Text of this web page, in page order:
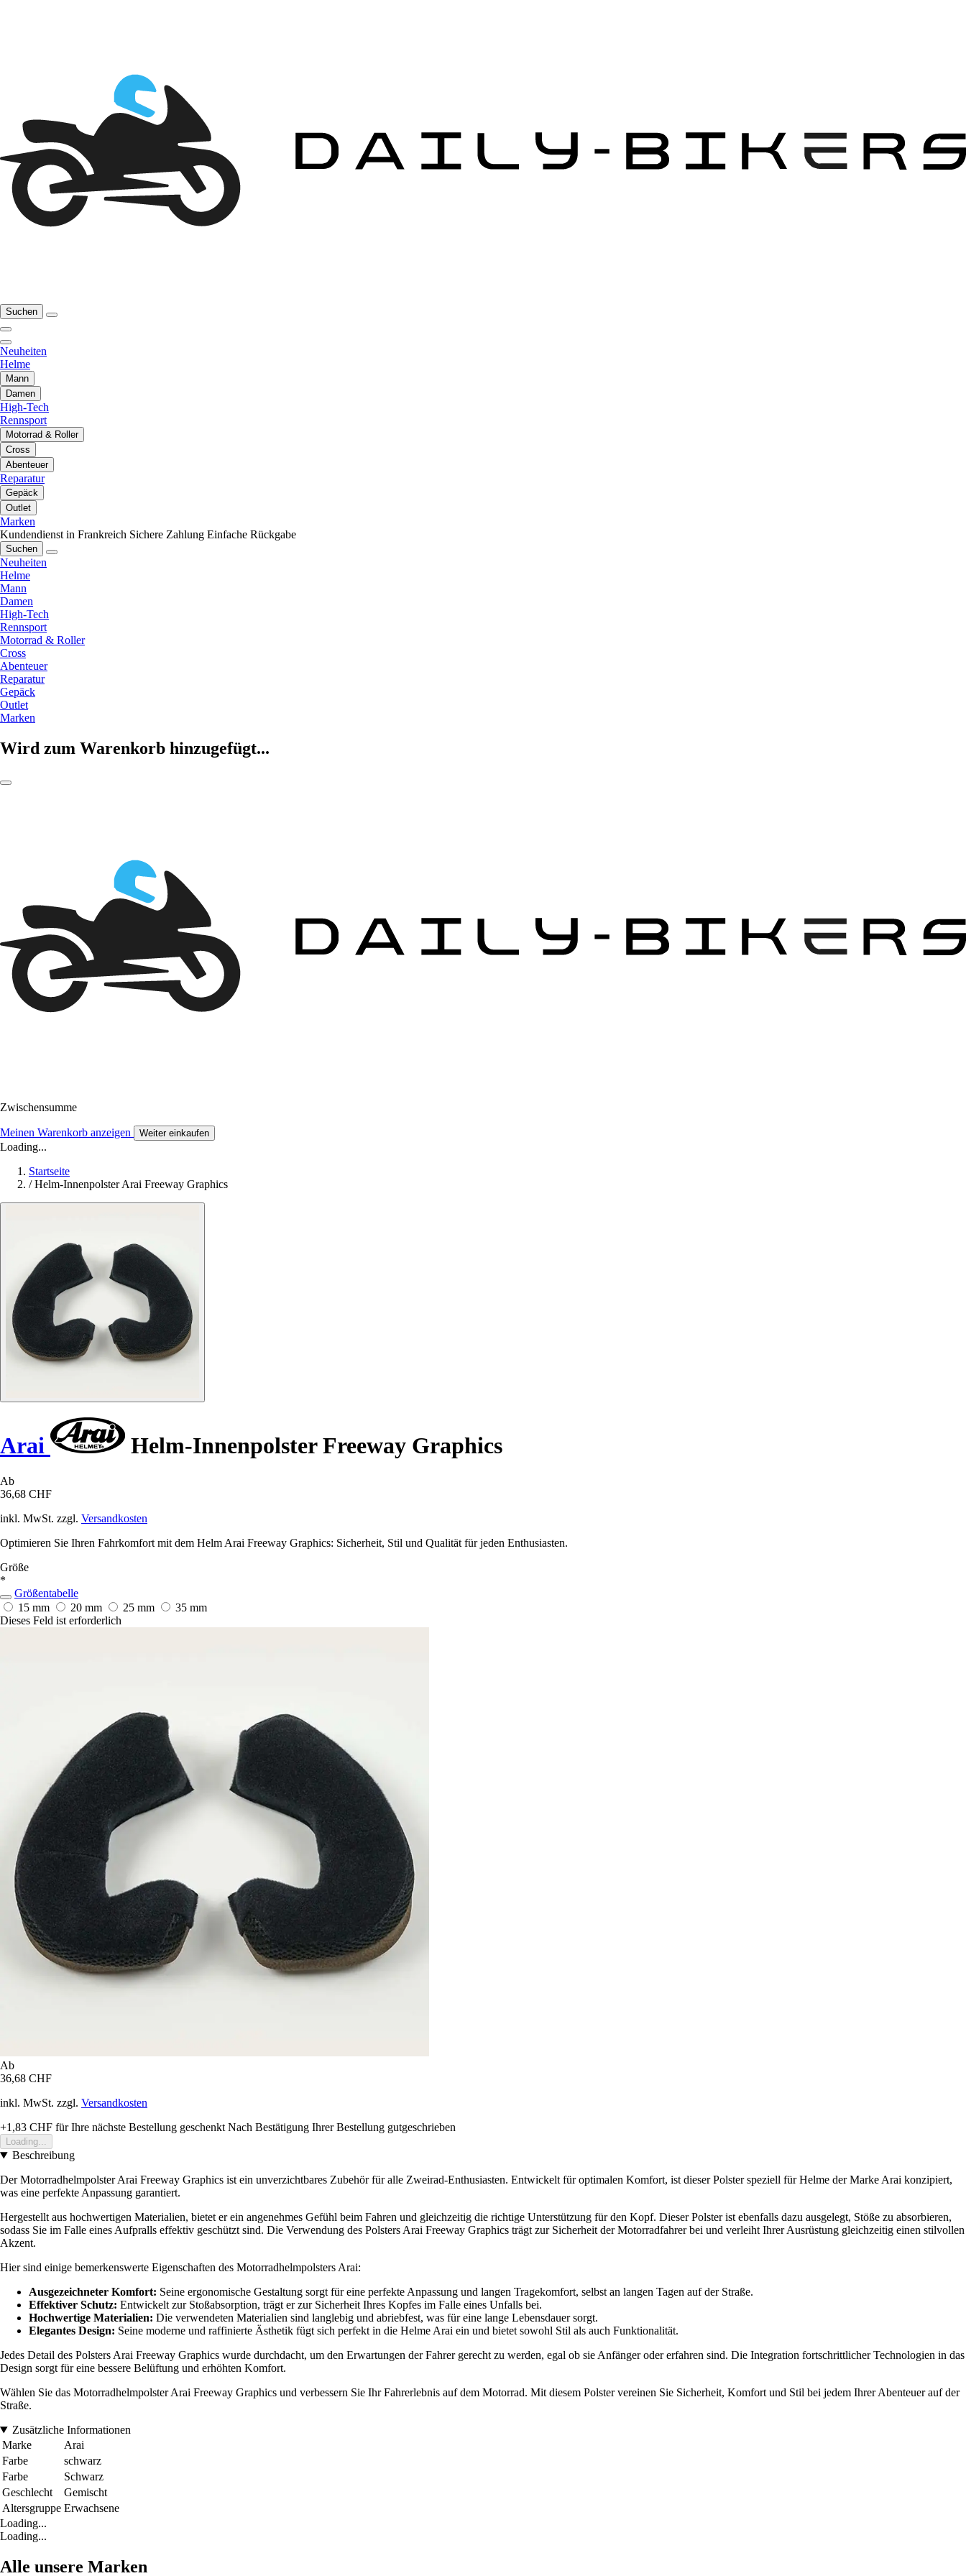
Suchen
Neuheiten
Helme
Mann
Damen
High-Tech
Rennsport
Motorrad & Roller
Cross
Abenteuer
Reparatur
Gepäck
Outlet
Marken
Kundendienst in Frankreich Sichere Zahlung Einfache Rückgabe
Suchen
Neuheiten
Helme
Mann
Damen
High-Tech
Rennsport
Motorrad & Roller
Cross
Abenteuer
Reparatur
Gepäck
Outlet
Marken
Wird zum Warenkorb hinzugefügt...
Zwischensumme
Meinen Warenkorb anzeigen Weiter einkaufen
Loading...
Startseite
/ Helm-Innenpolster Arai Freeway Graphics
Arai Helm-Innenpolster Freeway Graphics
Ab
36,68 CHF
inkl. MwSt. zzgl. Versandkosten
Optimieren Sie Ihren Fahrkomfort mit dem Helm Arai Freeway Graphics: Sicherheit, Stil und Qualität für jeden Enthusiasten.
Größe
*
Größentabelle
15 mm
20 mm 25 mm
35 mm
Dieses Feld ist erforderlich
Ab
36,68 CHF
inkl. MwSt. zzgl. Versandkosten
+1,83 CHF für Ihre nächste Bestellung geschenkt Nach Bestätigung Ihrer Bestellung gutgeschrieben
Loading...
Beschreibung
Der Motorradhelmpolster Arai Freeway Graphics ist ein unverzichtbares Zubehör für alle Zweirad-Enthusiasten. Entwickelt für optimalen Komfort, ist dieser Polster speziell für Helme der Marke Arai konzipiert,
was eine perfekte Anpassung garantiert.
Hergestellt aus hochwertigen Materialien, bietet er ein angenehmes Gefühl beim Fahren und gleichzeitig die richtige Unterstützung für den Kopf. Dieser Polster ist ebenfalls dazu ausgelegt, Stöße zu absorbieren,
sodass Sie im Falle eines Aufpralls effektiv geschützt sind. Die Verwendung des Polsters Arai Freeway Graphics trägt zur Sicherheit der Motorradfahrer bei und verleiht Ihrer Ausrüstung gleichzeitig einen stilvollen
Akzent.
Hier sind einige bemerkenswerte Eigenschaften des Motorradhelmpolsters Arai:
Ausgezeichneter Komfort: Seine ergonomische Gestaltung sorgt für eine perfekte Anpassung und langen Tragekomfort, selbst an langen Tagen auf der Straße.
Effektiver Schutz: Entwickelt zur Stoßabsorption, trägt er zur Sicherheit Ihres Kopfes im Falle eines Unfalls bei.
Hochwertige Materialien: Die verwendeten Materialien sind langlebig und abriebfest, was für eine lange Lebensdauer sorgt.
Elegantes Design: Seine moderne und raffinierte Ästhetik fügt sich perfekt in die Helme Arai ein und bietet sowohl Stil als auch Funktionalität.
Jedes Detail des Polsters Arai Freeway Graphics wurde durchdacht, um den Erwartungen der Fahrer gerecht zu werden, egal ob sie Anfänger oder erfahren sind. Die Integration fortschrittlicher Technologien in das
Design sorgt für eine bessere Belüftung und erhöhten Komfort.
Wählen Sie das Motorradhelmpolster Arai Freeway Graphics und verbessern Sie Ihr Fahrerlebnis auf dem Motorrad. Mit diesem Polster vereinen Sie Sicherheit, Komfort und Stil bei jedem Ihrer Abenteuer auf der
Straße.
Zusätzliche Informationen
Marke
Arai
Farbe
schwarz
Farbe
Schwarz
Geschlecht
Gemischt
Altersgruppe Erwachsene
Loading...
Loading...
Alle unsere Marken